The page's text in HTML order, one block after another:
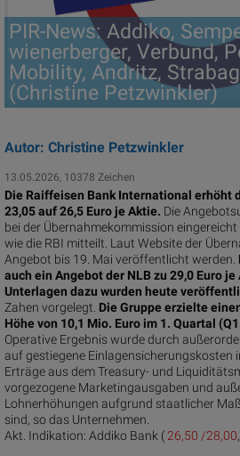
PIR-News: Addiko,
wienerberger, Verbund,
Mobility, Andritz,
(Christine Petzwinkler)
Autor: Christine Petzwinkler
13.05.2026, 10378 Zeichen
Die Raiffeisen Bank International erhöht
23,05 auf 26,5 Euro je Aktie. Die
bei der Übernahmekommission
wie die RBI mitteilt. Laut Website der
Angebot bis 19. Mai veröffentlicht werden.
auch ein Angebot der NLB zu 29,0 Euro
Unterlagen dazu wurden heute
Zahen vorgelegt. Die Gruppe erzielte
Höhe von 10,1 Mio. Euro im 1. Quartal
Operative Ergebnis wurde durch
auf gestiegene Einlagensicherungskosten
Erträge aus dem Treasury- und
vorgezogene Marketingausgaben und
Lohnerhöhungen aufgrund staatlicher
sind, so das Unternehmen.
Addiko Bank (
Akt. Indikation: 26,50 /28,00,